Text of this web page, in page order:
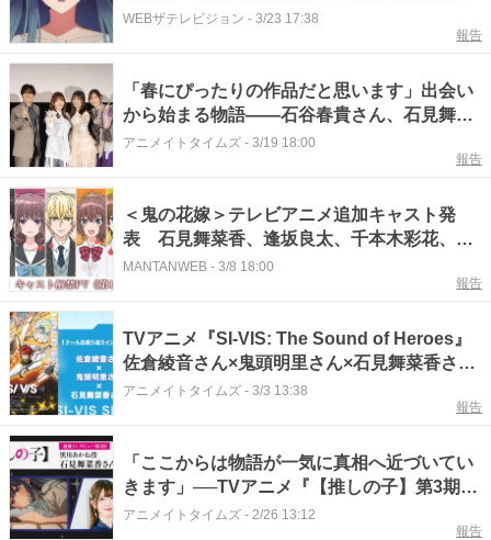
のアイ“高橋李依”トレースに止まない賛辞
WEBザテレビジョン - 3/23 17:38
報告
「春にぴったりの作品だと思います」出会い
から始まる物語——石谷春貴さん、石見舞菜
香さん、鈴代紗弓さん、長谷川育美さん登壇
『クラスで２番目に可愛い女の子と友だちに
ト
アニメイトタイムズ - 3/19 18:00
報告
＜鬼の花嫁＞テレビアニメ追加キャスト発
表 石見舞菜香、逢坂良太、千本木彩花、花
江夏樹 実写映画化も話題の人気作
MANTANWEB - 3/8 18:00
報告
TVアニメ『SI-VIS: The Sound of Heroes』
佐倉綾音さん×鬼頭明里さん×石見舞菜香さん
1クール目振り返りインタビュー｜歌が力に
なる世界で、3人が見たキャラクターの変化
アニメイトタイムズ - 3/3 13:38
報告
「ここからは物語が一気に真相へ近づいてい
きます」──TVアニメ『【推しの子】第3期』
黒川あかね役・石見舞菜香さん【連載インタ
アニメイトタイムズ - 2/26 13:12
報告